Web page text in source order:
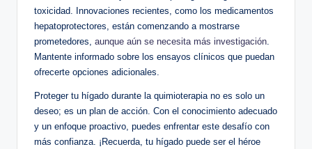
toxicidad. Innovaciones recientes, como los medicamentos
hepatoprotectores, están comenzando a mostrarse
prometedores, aunque aún se necesita más investigación.
Mantente informado sobre los ensayos clínicos que puedan
ofrecerte opciones adicionales.
Proteger tu hígado durante la quimioterapia no es solo un
deseo; es un plan de acción. Con el conocimiento adecuado
y un enfoque proactivo, puedes enfrentar este desafío con
más confianza. ¡Recuerda, tu hígado puede ser el héroe